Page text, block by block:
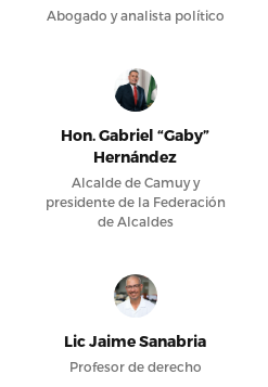
Abogado y analista político
Hon. Gabriel “Gaby”
Hernández
Alcalde de Camuy y
presidente de la Federación
de Alcaldes
Lic Jaime Sanabria
Profesor de derecho